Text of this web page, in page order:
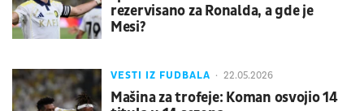
rezervisano za Ronalda, a gde je
Mesi?
VESTI IZ FUDBALA 22.05.2026
Mašina za trofeje: Koman osvojio 14